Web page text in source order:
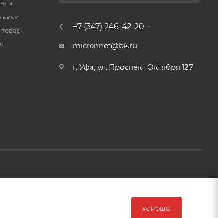
товар
+7 (347) 246-42-20
micronnet@bk.ru
г. Уфа, ул. Проспект Октября 127
ХОРОШО